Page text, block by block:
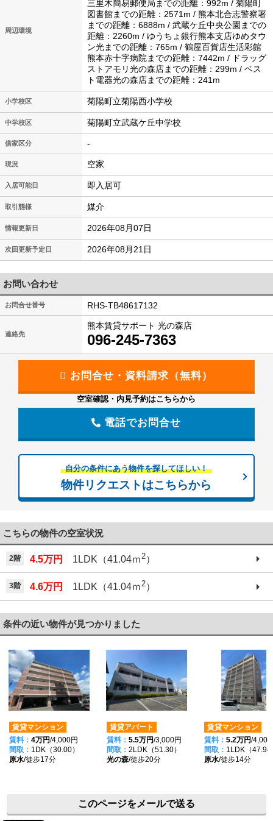
周辺環境
三里木簡易郵便局までの距離：992m / 菊陽町
図書館までの距離：2571m / 熊本北合志警察署
までの距離：6888m / 武蔵ケ丘中央公園までの
距離：2260m / ゆうちょ銀行熊本支店ゆめタウ
ン光までの距離：765m / 鶴屋百貨店生活彩館
熊本赤十字病院までの距離：7442m / ドラッグ
ストアモリ光の森店までの距離：299m / ベス
ト電器光の森店までの距離：241m
小学校区 菊陽町立菊陽西小学校
中学校区 菊陽町立武蔵ケ丘中学校
借家区分 -
現況 空家
入居可能日 即入居可
取引態様 媒介
情報更新日 2026年08月07日
次回更新予定日 2026年08月21日
お問い合わせ
お問合せ番号 RHS-TB48617132
連絡先
熊本賃貸サポート 光の森店
096-245-7363
空室確認・内見予約はこちらから
電話でお問合せ
自分の条件にあう物件を探してほしい！
物件リクエストはこちらから
こちらの物件の空室状況
2階 4.5万円 1LDK（41.04ｍ2）
3階 4.6万円 1LDK（41.04ｍ2）
条件の近い物件が見つかりました
賃貸マンション
賃料： 4万円/4,000円
間取： 1DK（30.00）
原水/徒歩17分
賃貸アパート
賃料： 5.5万円/3,000円
間取： 2LDK（51.30）
光の森/徒歩20分
賃貸マンション
賃料： 5.2万円/4,000
間取： 1LDK（47.94
原水/徒歩14分
このページをメールで送る